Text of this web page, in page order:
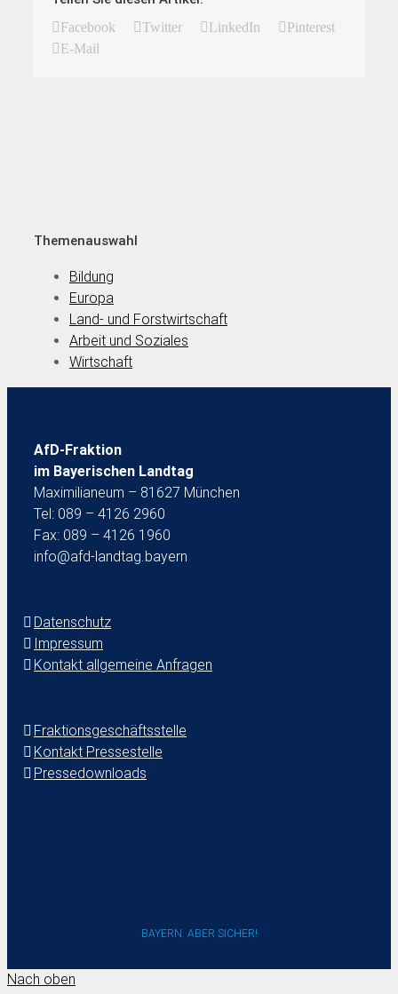
Facebook Twitter LinkedIn
Pinterest
E-Mail
Themenauswahl
Bildung
Europa
Land- und Forstwirtschaft
Arbeit und Soziales
Wirtschaft
AfD-Fraktion
im Bayerischen Landtag
Maximilianeum – 81627 München
Tel: 089 – 4126 2960
Fax: 089 – 4126 1960
info@afd-landtag.bayern
Datenschutz
Impressum
Kontakt allgemeine Anfragen
Fraktionsgeschäftsstelle
Kontakt Pressestelle
Pressedownloads
BAYERN. ABER SICHER!
Nach oben